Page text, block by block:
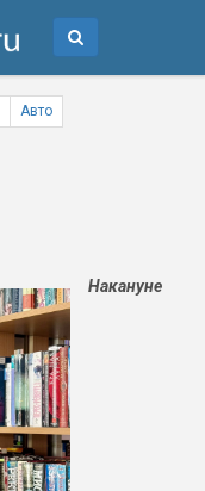
Авто
Накануне